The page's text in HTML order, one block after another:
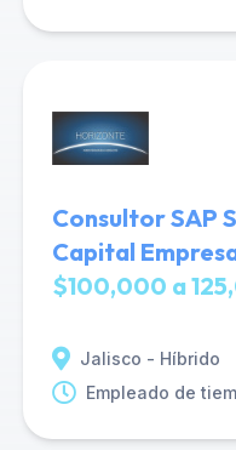
Consultor SAP
Capital
$100,000 a
Jalisco - Híbrido
Empleado de